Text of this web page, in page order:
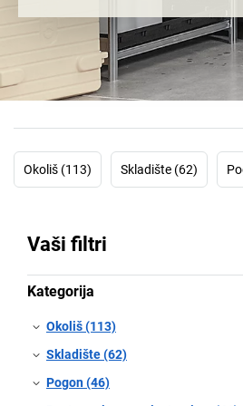
Okoliš (113) Skladište (62)
Vaši filtri
Kategorija
Okoliš (113)
Skladište (62)
Pogon (46)